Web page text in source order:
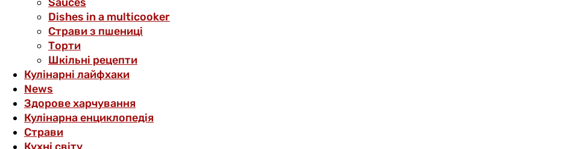
Dishes in a multicooker
Страви з пшениці
Торти
Шкільні рецепти
Кулінарні лайфхаки
News
Здорове харчування
Кулінарна енциклопедія
Страви